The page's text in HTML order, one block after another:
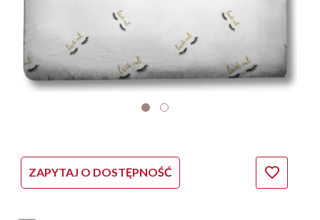
ZAPYTAJ O DOSTĘPNOŚĆ